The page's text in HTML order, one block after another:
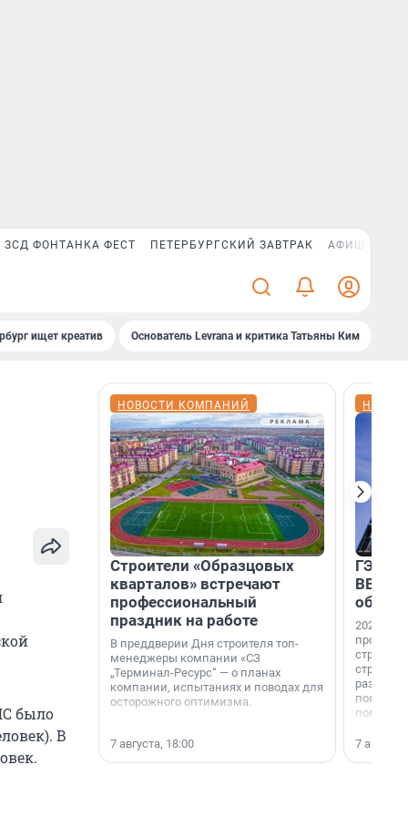
ЗСД ФОНТАНКА ФЕСТ ПЕТЕРБУРГСКИЙ ЗАВТРАК АФИША PLUS
ищет креатив Основатель Levrana и критика Татьяны Ким
было
В
НОВОСТИ КОМПАНИЙ
Строители «Образцовых
кварталов» встречают
профессиональный
праздник на работе
В преддверии Дня строителя топ-
менеджеры компании «СЗ
„Терминал-Ресурс“ — о планах
компании, испытаниях и поводах для
осторожного оптимизма.
7 августа, 18:00
ГЭС,
ВВП: в
об
2026-й —
раз. В
7